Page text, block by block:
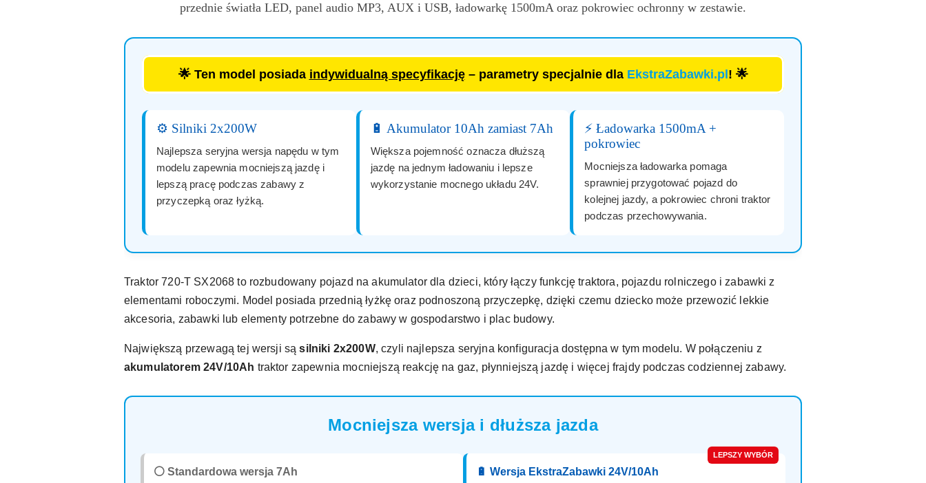
przednie światła LED, panel audio MP3, AUX i USB, ładowarkę 1500mA oraz pokrowiec ochronny w zestawie.
🌟 Ten model posiada indywidualną specyfikację– parametry specjalnie dla EkstraZabawki.pl ! 🌟
⚙️ Silniki 2x200W
Najlepsza seryjna wersja napędu w tym
modelu zapewnia mocniejszą jazdę i
lepszą pracę podczas zabawy z
przyczepką oraz łyżką.
🔋 Akumulator 10Ah zamiast 7Ah
Większa pojemność oznacza dłuższą
jazdę na jednym ładowaniu i lepsze
wykorzystanie mocnego układu 24V.
⚡ Ładowarka 1500mA +
pokrowiec
Mocniejsza ładowarka pomaga
sprawniej przygotować pojazd do
kolejnej jazdy, a pokrowiec chroni traktor
podczas przechowywania.
Traktor 720-T SX2068 to rozbudowany pojazd na akumulator dla dzieci, który łączy funkcję traktora, pojazdu rolniczego i zabawki z
elementami roboczymi. Model posiada przednią łyżkę oraz podnoszoną przyczepkę, dzięki czemu dziecko może przewozić lekkie
akcesoria, zabawki lub elementy potrzebne do zabawy w gospodarstwo i plac budowy.
Największą przewagą tej wersji sąsilniki 2x200W, czyli najlepsza seryjna konfiguracja dostępna w tym modelu. W połączeniu z
akumulatorem 24V/10Ah traktor zapewnia mocniejszą reakcję na gaz, płynniejszą jazdę i więcej frajdy podczas codziennej zabawy.
Mocniejsza wersja i dłuższa jazda
⚪ Standardowa wersja 7Ah
LEPSZY WYBÓR
🔋 Wersja EkstraZabawki 24V/10Ah